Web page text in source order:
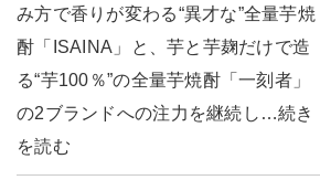
み方で香りが変わる“異才な”全量芋焼
酎「ISAINA」と、芋と芋麹だけで造
る“芋100％”の全量芋焼酎「一刻者」
の2ブランドへの注力を継続し…続き
を読む